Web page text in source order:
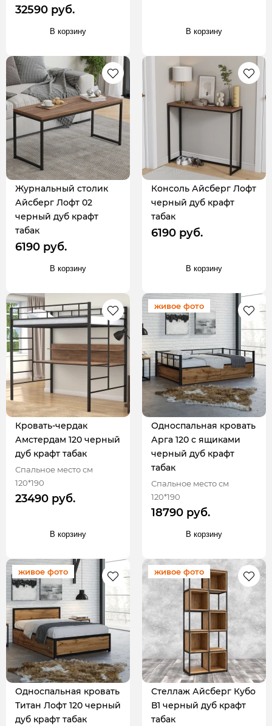
32590 руб.
В корзину В корзину
Журнальный столик
Айсберг Лофт 02
черный дуб крафт
табак
6190 руб.
В корзину
Консоль Айсберг Лофт
черный дуб крафт
табак
6190 руб.
В корзину
Кровать-чердак
Амстердам 120 черный
дуб крафт табак
Спальное место см
120*190
23490 руб.
В корзину
живое фото
Односпальная кровать
Арга 120 с ящиками
черный дуб крафт
табак
Спальное место см
120*190
18790 руб.
В корзину
живое фото
Односпальная кровать
Титан Лофт 120 черный
дуб крафт табак
живое фото
Стеллаж Айсберг Кубо
В1 черный дуб крафт
табак